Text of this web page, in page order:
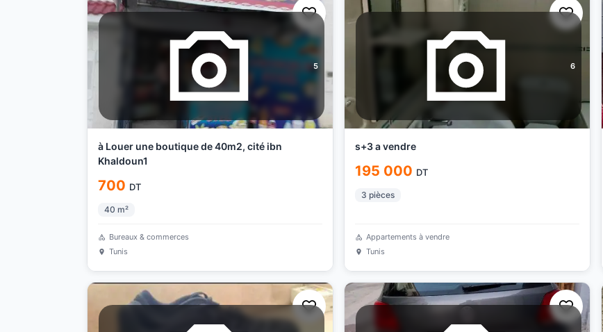
5
à Louer une boutique de 40m2, cité ibn
Khaldoun1
700 DT
40 m²
Bureaux & commerces
Tunis
6
s+3 a vendre
195 000 DT
3 pièces
Appartements à vendre
Tunis